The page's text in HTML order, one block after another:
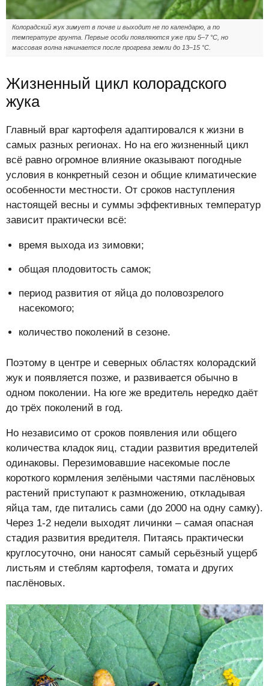
Колорадский жук зимует в почве и выходит не по календарю, а по
температуре грунта. Первые особи появляются уже при 5–7 °C, но
массовая волна начинается после прогрева земли до 13–15 °C.
Жизненный цикл колорадского
жука
Главный враг картофеля адаптировался к жизни в
самых разных регионах. Но на его жизненный цикл
всё равно огромное влияние оказывают погодные
условия в конкретный сезон и общие климатические
особенности местности. От сроков наступления
настоящей весны и суммы эффективных температур
зависит практически всё:
время выхода из зимовки;
общая плодовитость самок;
период развития от яйца до половозрелого
насекомого;
количество поколений в сезоне.
Поэтому в центре и северных областях колорадский
жук и появляется позже, и развивается обычно в
одном поколении. На юге же вредитель нередко даёт
до трёх поколений в год.
Но независимо от сроков появления или общего
количества кладок яиц, стадии развития вредителей
одинаковы. Перезимовавшие насекомые после
короткого кормления зелёными частями паслёновых
растений приступают к размножению, откладывая
яйца там, где питались сами (до 2000 на одну самку).
Через 1-2 недели выходят личинки – самая опасная
стадия развития вредителя. Питаясь практически
круглосуточно, они наносят самый серьёзный ущерб
листьям и стеблям картофеля, томата и других
паслёновых.